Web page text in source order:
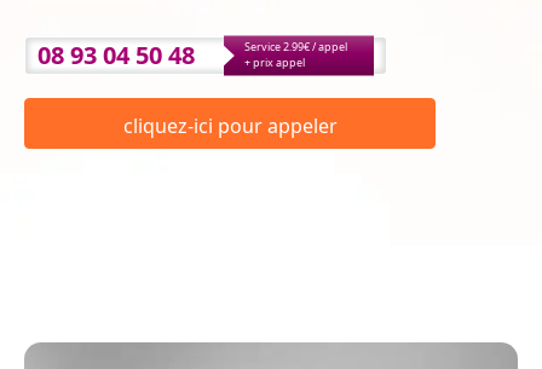
08 93 04 50 48
Service 2.99€ / appel
+ prix appel
cliquez-ici pour appeler